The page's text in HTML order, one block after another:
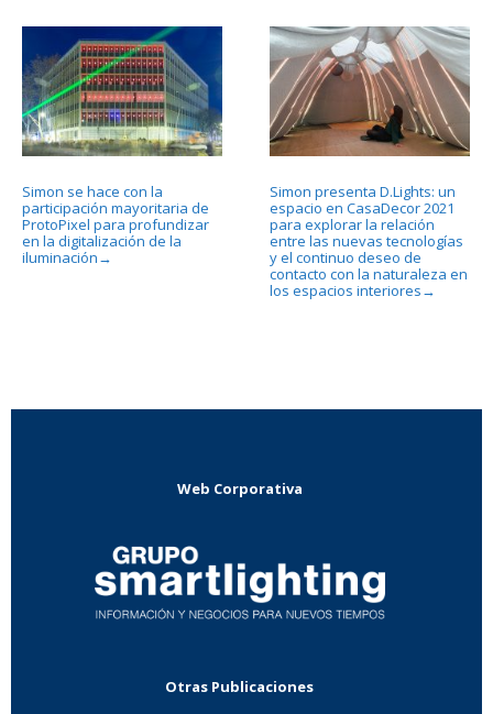
Simon se hace con la
participación mayoritaria de
ProtoPixel para profundizar
en la digitalización de la
iluminación →
Simon presenta D.Lights: un
espacio en CasaDecor 2021
para explorar la relación
entre las nuevas tecnologías
y el continuo deseo de
contacto con la naturaleza en
los espacios interiores →
Web Corporativa
Otras Publicaciones